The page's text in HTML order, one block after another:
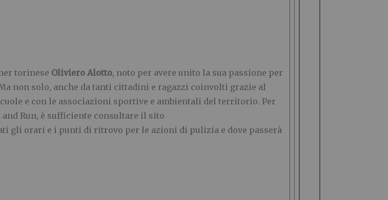
torinese Oliviero Alotto, noto per avere unito la sua passione per
non solo, anche da tanti cittadini e ragazzi coinvolti grazie al
e con le associazioni sportive e ambientali del territorio. Per
Run, è sufficiente consultare il sito
gli orari e i punti di ritrovo per le azioni di pulizia e dove passerà